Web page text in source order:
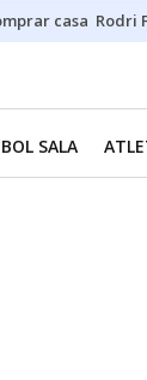
casa Rodri
SALA